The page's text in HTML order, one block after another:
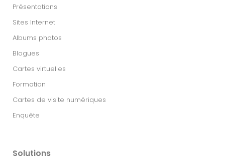
Présentations
Sites Internet
Albums photos
Blogues
Cartes virtuelles
Formation
Cartes de visite numériques
Enquête
Solutions